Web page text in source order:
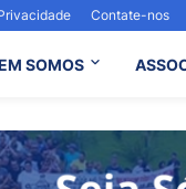
Contate-nos
SOMOS